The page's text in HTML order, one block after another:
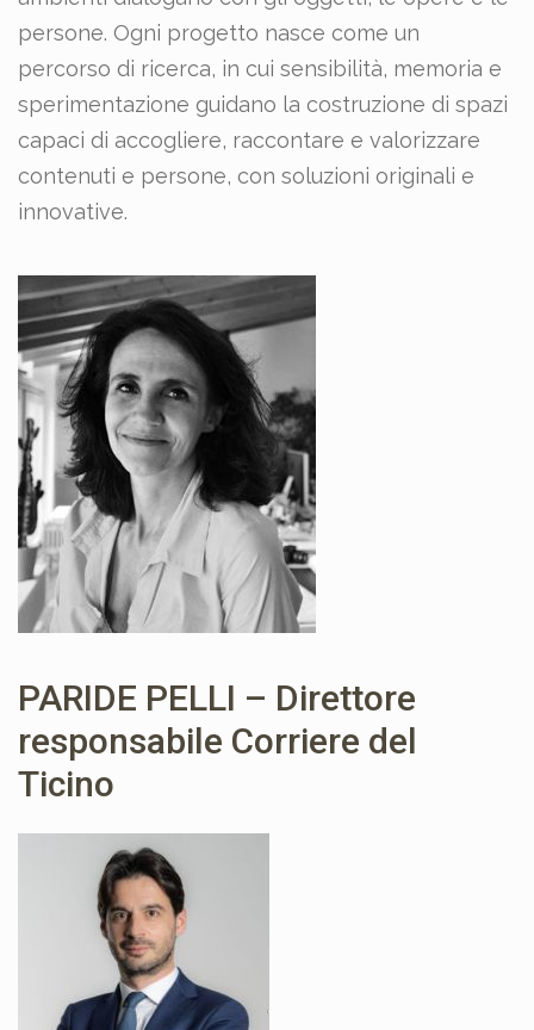
persone. Ogni progetto nasce come un
percorso di ricerca, in cui sensibilità, memoria e
sperimentazione guidano la costruzione di spazi
capaci di accogliere, raccontare e valorizzare
contenuti e persone, con soluzioni originali e
innovative.
PARIDE PELLI – Direttore
responsabile Corriere del
Ticino